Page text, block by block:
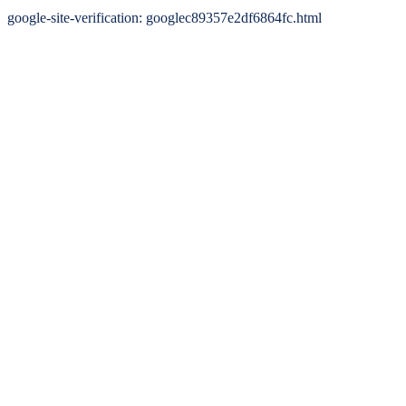
google-site-verification: googlec89357e2df6864fc.html